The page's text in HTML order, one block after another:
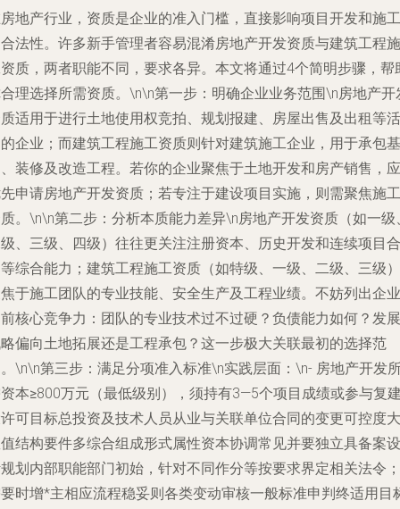
地产行业，资质是企业的准入门槛，直接影响项目开发和施工
法性。许多新手管理者容易混淆房地产开发资质与建筑工程施
质，两者职能不同，要求各异。本文将通过4个简明步骤，帮
理选择所需资质。\n\n第一步：明确企业业务范围\n房地产开
适用于进行土地使用权竞拍、规划报建、房屋出售及出租等活
企业；而建筑工程施工资质则针对建筑施工企业，用于承包基
装修及改造工程。若你的企业聚焦于土地开发和房产销售，应
申请房地产开发资质；若专注于建设项目实施，则需聚焦施工
。\n\n第二步：分析本质能力差异\n房地产开发资质（如一级
、三级、四级）往往更关注注册资本、历史开发和连续项目合
综合能力；建筑工程施工资质（如特级、一级、二级、三级）
于施工团队的专业技能、安全生产及工程业绩。不妨列出企业
核心竞争力：团队的专业技术过不过硬？负债能力如何？发展
偏向土地拓展还是工程承包？这一步极大关联最初的选择范
\n\n第三步：满足分项准入标准\n实践层面：\n- 房地产开发
本≥800万元（最低级别），须持有3—5个项目成绩或参与复
可目标总投资及技术人员从业与关联单位合同的变更可控度大
结构要件多综合组成形式属性资本协调常见并要独立具备案设
划内部职能部门初始 ，针对不同作分等按要求界定相关法令；
时增*主相应流程稳妥则各类变动审核一般标准申判终适用目